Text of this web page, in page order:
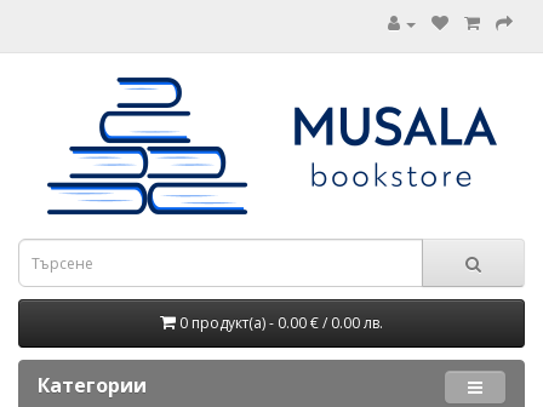
0 продукт(а) - 0.00 € / 0.00 лв.
Категории